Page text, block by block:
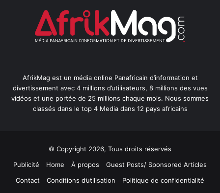
AfrikMag est un média online Panafricain d’information et
divertissement avec 4 millions d’utilisateurs, 8 millions des vues
vidéos et une portée de 25 millions chaque mois. Nous sommes
classés dans le top 4 Media dans 12 pays africains
© Copyright 2026, Tous droits réservés
Publicité
Home À propos
Guest Posts/ Sponsored Articles
Contact
Conditions d’utilisation
Politique de confidentialité